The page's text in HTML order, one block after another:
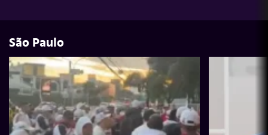
São Paulo